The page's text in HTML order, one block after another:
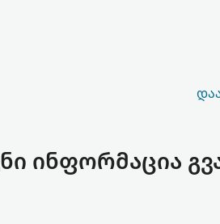
ინფორმაცია